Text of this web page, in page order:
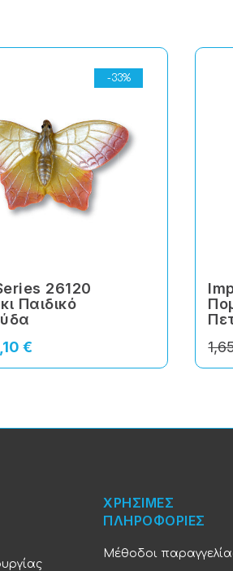
-33%
26120
Παιδικό
€
ΧΡΗΣΙΜΕΣ
ΠΛΗΡΟΦΟΡΙΕΣ
Μέθοδοι